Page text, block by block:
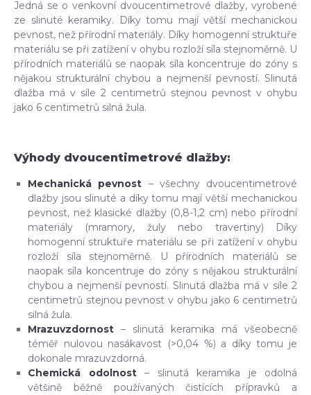
Jedná se o venkovní dvoucentimetrové dlažby, vyrobené
ze slinuté keramiky. Díky tomu mají větší mechanickou
pevnost, než přírodní materiály. Díky homogenní struktuře
materiálu se při zatížení v ohybu rozloží síla stejnoměrně. U
přírodních materiálů se naopak síla koncentruje do zóny s
nějakou strukturální chybou a nejmenší pevností. Slinutá
dlažba má v síle 2 centimetrů stejnou pevnost v ohybu
jako 6 centimetrů silná žula.
Výhody dvoucentimetrové dlažby:
Mechanická pevnost – všechny dvoucentimetrové
dlažby jsou slinuté a díky tomu mají větší mechanickou
pevnost, než klasické dlažby (0,8-1,2 cm) nebo přírodní
materiály (mramory, žuly nebo travertiny) Díky
homogenní struktuře materiálu se při zatížení v ohybu
rozloží síla stejnoměrně. U přírodních materiálů se
naopak síla koncentruje do zóny s nějakou strukturální
chybou a nejmenší pevností. Slinutá dlažba má v síle 2
centimetrů stejnou pevnost v ohybu jako 6 centimetrů
silná žula.
Mrazuvzdornost – slinutá keramika má všeobecně
téměř nulovou nasákavost (>0,04 %) a díky tomu je
dokonale mrazuvzdorná.
Chemická odolnost– slinutá keramika je odolná
většině běžně používaných čistících přípravků a